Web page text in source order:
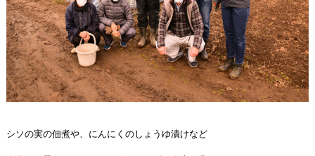
シソの実の佃煮や、にんにくのしょうゆ漬けなど